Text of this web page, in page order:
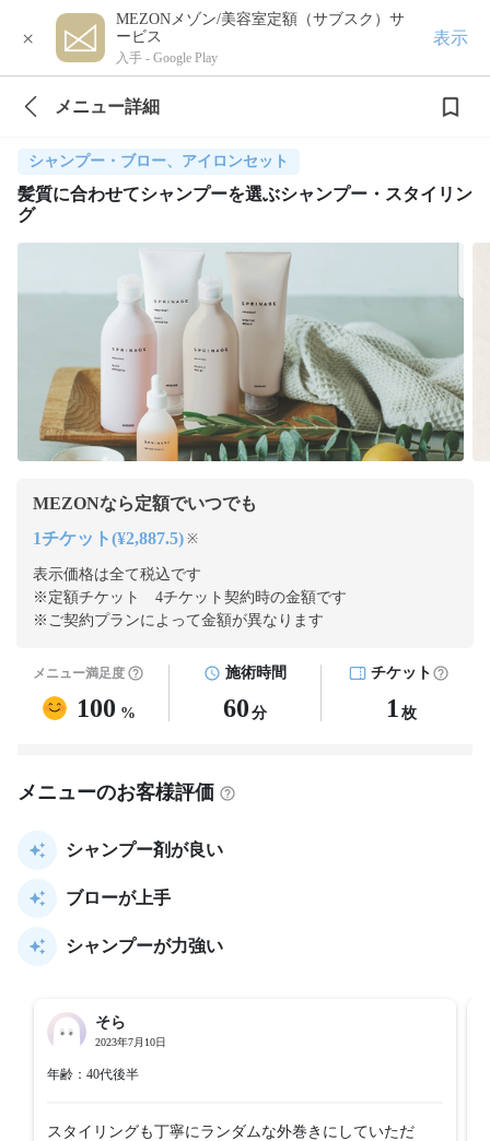
×
MEZONメゾン/美容室定額（サブスク）サ
ービス
入手 - Google Play
表示
メニュー詳細
シャンプー・ブロー、アイロンセット
髪質に合わせてシャンプーを選ぶシャンプー・スタイリン
グ
MEZONなら定額でいつでも
1チケット(¥2,887.5) ※
表示価格は全て税込です
※定額チケット 4チケット契約時の金額です
※ご契約プランによって金額が異なります
メニュー満足度
100 %
施術時間
60 分
チケット
1 枚
メニューのお客様評価
シャンプー剤が良い
ブローが上手
シャンプーが力強い
そら
2023年7月10日
年齢：40代後半
スタイリングも丁寧にランダムな外巻きにしていただ